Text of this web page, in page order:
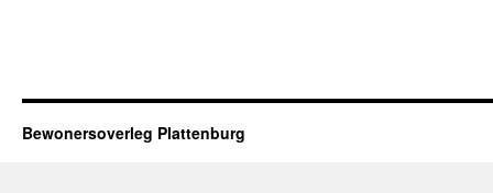
Bewonersoverleg Plattenburg